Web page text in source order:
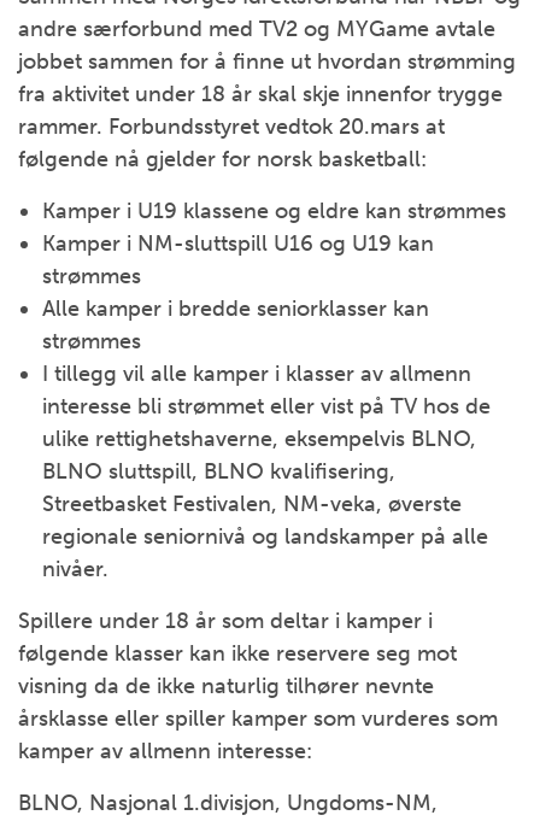
andre særforbund med TV2 og MYGame avtale
jobbet sammen for å finne ut hvordan strømming
fra aktivitet under 18 år skal skje innenfor trygge
rammer. Forbundsstyret vedtok 20.mars at
følgende nå gjelder for norsk basketball:
Kamper i U19 klassene og eldre kan strømmes
Kamper i NM-sluttspill U16 og U19 kan
strømmes
Alle kamper i bredde seniorklasser kan
strømmes
I tillegg vil alle kamper i klasser av allmenn
interesse bli strømmet eller vist på TV hos de
ulike rettighetshaverne, eksempelvis BLNO,
BLNO sluttspill, BLNO kvalifisering,
Streetbasket Festivalen, NM-veka, øverste
regionale seniornivå og landskamper på alle
nivåer.
Spillere under 18 år som deltar i kamper i
følgende klasser kan ikke reservere seg mot
visning da de ikke naturlig tilhører nevnte
årsklasse eller spiller kamper som vurderes som
kamper av allmenn interesse:
BLNO, Nasjonal 1.divisjon, Ungdoms-NM,